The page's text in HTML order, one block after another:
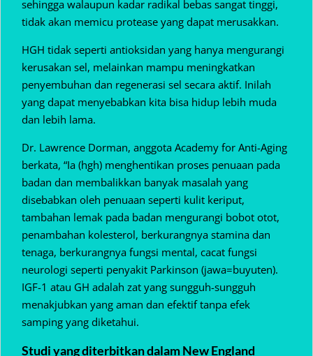
sehingga walaupun kadar radikal bebas sangat tinggi,
tidak akan memicu protease yang dapat merusakkan.
HGH tidak seperti antioksidan yang hanya mengurangi
kerusakan sel, melainkan mampu meningkatkan
penyembuhan dan regenerasi sel secara aktif. Inilah
yang dapat menyebabkan kita bisa hidup lebih muda
dan lebih lama.
Dr. Lawrence Dorman, anggota Academy for Anti-Aging
berkata, “Ia (hgh) menghentikan proses penuaan pada
badan dan membalikkan banyak masalah yang
disebabkan oleh penuaan seperti kulit keriput,
tambahan lemak pada badan mengurangi bobot otot,
penambahan kolesterol, berkurangnya stamina dan
tenaga, berkurangnya fungsi mental, cacat fungsi
neurologi seperti penyakit Parkinson (jawa=buyuten).
IGF-1 atau GH adalah zat yang sungguh-sungguh
menakjubkan yang aman dan efektif tanpa efek
samping yang diketahui.
Studi yang diterbitkan dalam New England